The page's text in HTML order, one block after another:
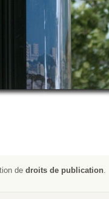
de droits de publication.